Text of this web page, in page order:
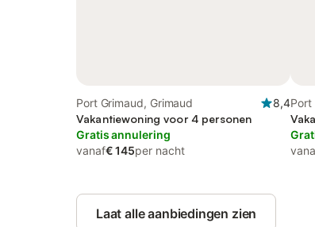
Port Grimaud, Grimaud
8,4
Vakantiewoning voor 4 personen
Gratis annulering
vanaf€ 145per nacht
Port
Laat alle aanbiedingen zien